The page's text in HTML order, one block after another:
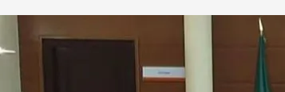
del pleno municipal del pasado 13 de noviembre.
Redacción digital Noticias Cuatro
NOV 2025 - 22:26h.